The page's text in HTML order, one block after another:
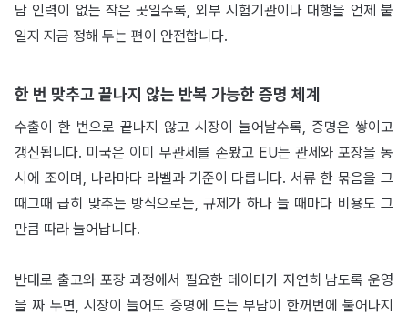
담 인력이 없는 작은 곳일수록, 외부 시험기관이나 대행을 언제 붙
일지 지금 정해 두는 편이 안전합니다.
한 번 맞추고 끝나지 않는 반복 가능한 증명 체계
수출이 한 번으로 끝나지 않고 시장이 늘어날수록, 증명은 쌓이고
갱신됩니다. 미국은 이미 무관세를 손봤고 EU는 관세와 포장을 동
시에 조이며, 나라마다 라벨과 기준이 다릅니다. 서류 한 묶음을 그
때그때 급히 맞추는 방식으로는, 규제가 하나 늘 때마다 비용도 그
만큼 따라 늘어납니다.
반대로 출고와 포장 과정에서 필요한 데이터가 자연히 남도록 운영
을 짜 두면, 시장이 늘어도 증명에 드는 부담이 한꺼번에 불어나지